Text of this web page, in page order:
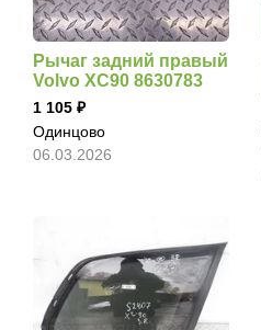
Рычаг задний правый
Volvo XC90 8630783
1 105
Одинцово
06.03.2026